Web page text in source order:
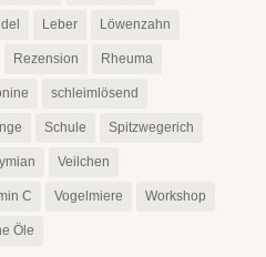
Leber Löwenzahn
Rezension Rheuma
schleimlösend
Schule Spitzwegerich
Veilchen
C Vogelmiere Workshop
Öle